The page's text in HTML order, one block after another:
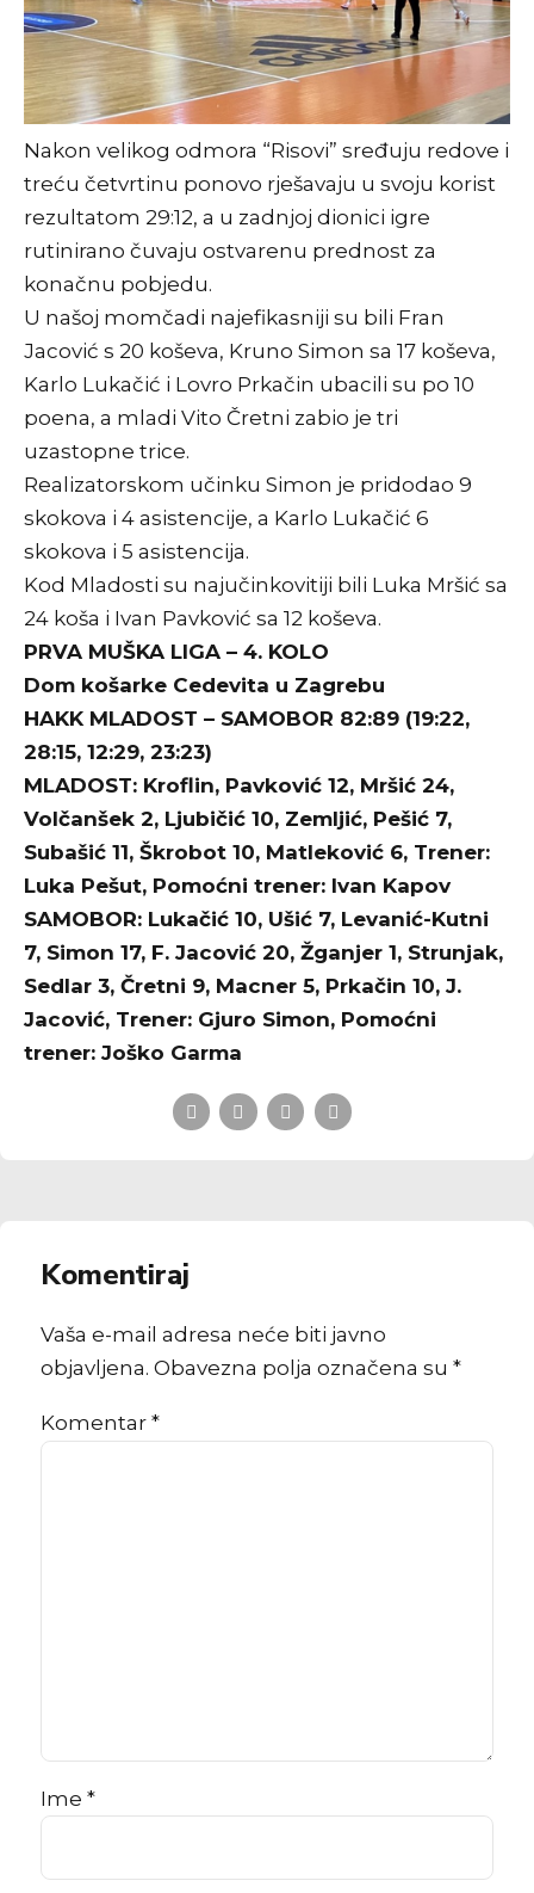
Nakon velikog odmora “Risovi” sređuju redove i
treću četvrtinu ponovo rješavaju u svoju korist
rezultatom 29:12, a u zadnjoj dionici igre
rutinirano čuvaju ostvarenu prednost za
konačnu pobjedu.
U našoj momčadi najefikasniji su bili Fran
Jacović s 20 koševa, Kruno Simon sa 17 koševa,
Karlo Lukačić i Lovro Prkačin ubacili su po 10
poena, a mladi Vito Čretni zabio je tri
uzastopne trice.
Realizatorskom učinku Simon je pridodao 9
skokova i 4 asistencije, a Karlo Lukačić 6
skokova i 5 asistencija.
Kod Mladosti su najučinkovitiji bili Luka Mršić sa
24 koša i Ivan Pavković sa 12 koševa.
PRVA MUŠKA LIGA – 4. KOLO
Dom košarke Cedevita u Zagrebu
HAKK MLADOST – SAMOBOR 82:89 (19:22,
28:15, 12:29, 23:23)
MLADOST: Kroflin, Pavković 12, Mršić 24,
Volčanšek 2, Ljubičić 10, Zemljić, Pešić 7,
Subašić 11, Škrobot 10, Matleković 6, Trener:
Luka Pešut, Pomoćni trener: Ivan Kapov
SAMOBOR: Lukačić 10, Ušić 7, Levanić-Kutni
7, Simon 17, F. Jacović 20, Žganjer 1, Strunjak,
Sedlar 3, Čretni 9, Macner 5, Prkačin 10, J.
Jacović, Trener: Gjuro Simon, Pomoćni
trener: Joško Garma
Komentiraj
Vaša e-mail adresa neće biti javno
objavljena. Obavezna polja označena su *
Komentar *
Ime *